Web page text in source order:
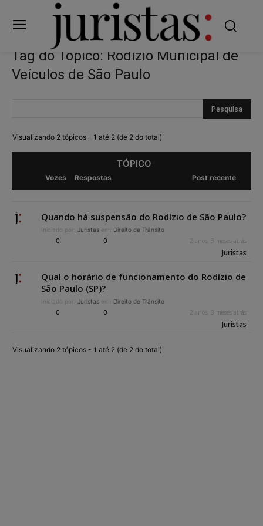
Tag do Tópico: Rodízio Municipal de
Veículos de São Paulo
Visualizando 2 tópicos - 1 até 2 (de 2 do total)
TÓPICO
Vozes Respostas Post recente
Quando há suspensão do Rodízio de São Paulo?
Iniciado por: Juristas em: Direito de Trânsito
0 0 2 anos, 3 meses atrás
Juristas
Qual o horário de funcionamento do Rodízio de
São Paulo (SP)?
Iniciado por: Juristas em: Direito de Trânsito
0 0 2 anos, 3 meses atrás
Juristas
Visualizando 2 tópicos - 1 até 2 (de 2 do total)